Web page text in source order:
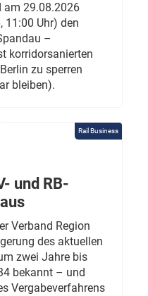
am 29.08.2026
11:00 Uhr) den
–
korridorsanierten
zu sperren
bleiben).
Rail Business
und RB-
Verband Region
des aktuellen
zwei Jahre bis
bekannt – und
Vergabeverfahrens